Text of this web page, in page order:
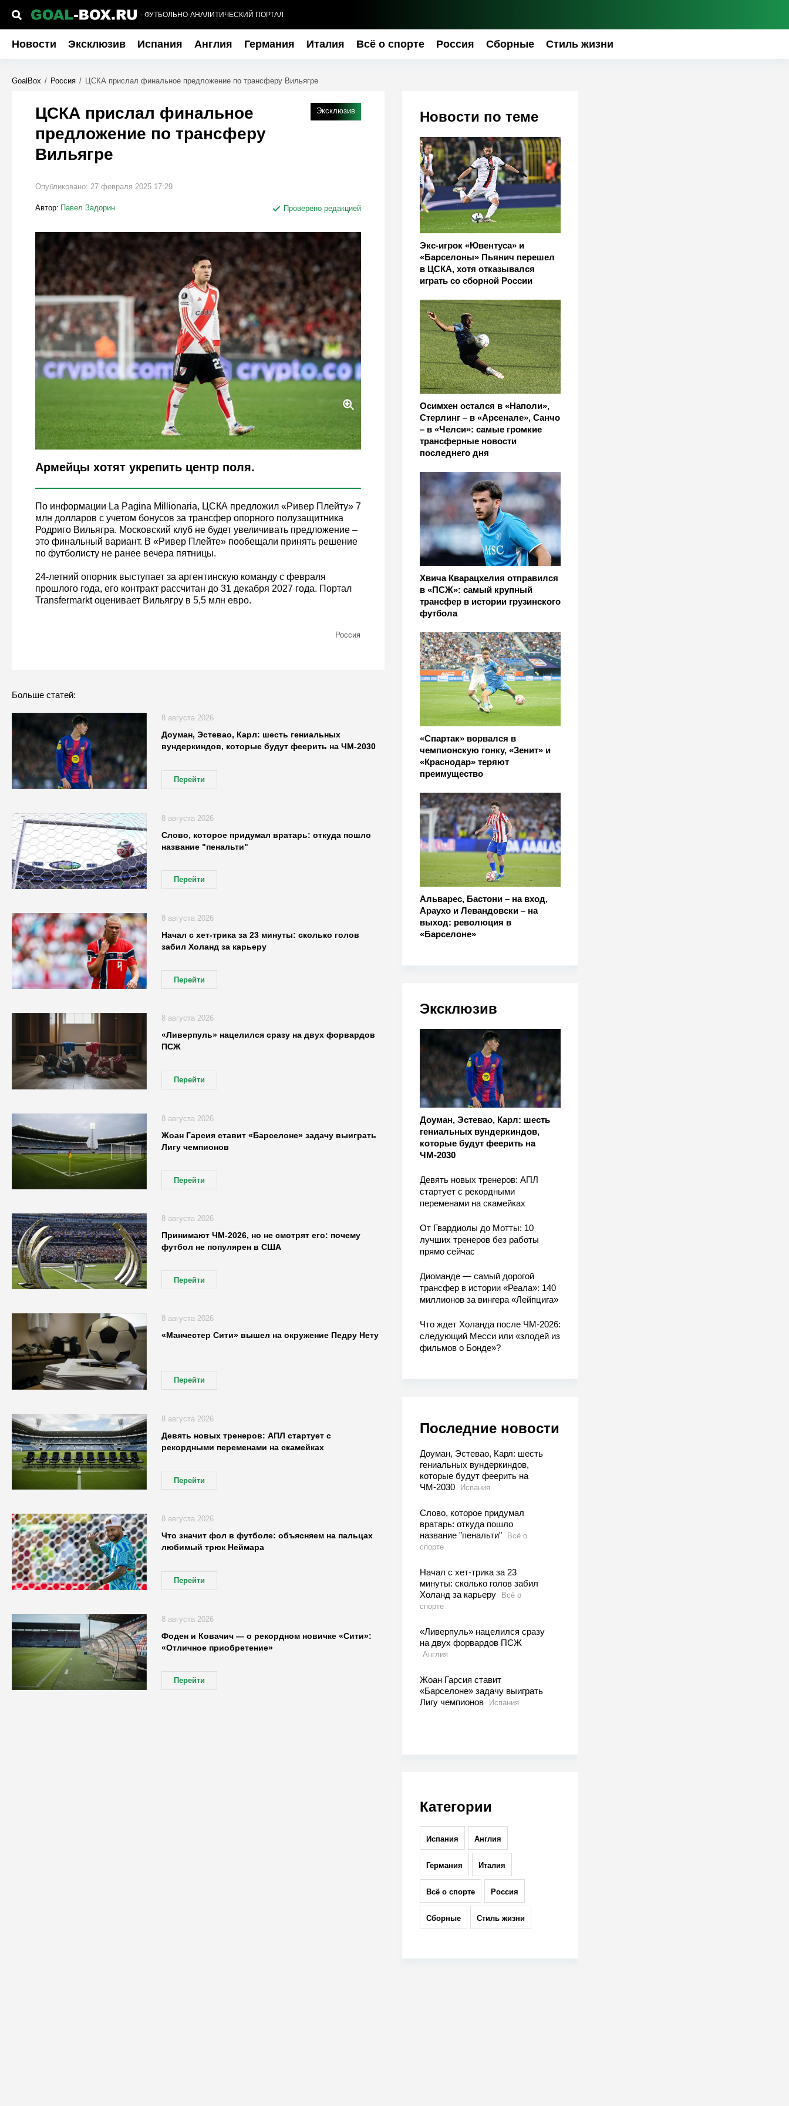
- ФУТБОЛЬНО-АНАЛИТИЧЕСКИЙ ПОРТАЛ
Новости Эксклюзив Испания Англия Германия Италия Всё о спорте Россия Сборные Стиль жизни
GoalBox / Россия / ЦСКА прислал финальное предложение по трансферу Вильягре
Новости по теме
Экс-игрок «Ювентуса» и
«Барселоны» Пьянич перешел
в ЦСКА, хотя отказывался
играть со сборной России
Осимхен остался в «Наполи»,
Стерлинг – в «Арсенале», Санчо
– в «Челси»: самые громкие
трансферные новости
последнего дня
Хвича Кварацхелия отправился
в «ПСЖ»: самый крупный
трансфер в истории грузинского
футбола
«Спартак» ворвался в
чемпионскую гонку, «Зенит» и
«Краснодар» теряют
преимущество
Альварес, Бастони – на вход,
Араухо и Левандовски – на
выход: революция в
«Барселоне»
Эксклюзив
Доуман, Эстевао, Карл: шесть
гениальных вундеркиндов,
которые будут феерить на
ЧМ-2030
Девять новых тренеров: АПЛ
стартует с рекордными
переменами на скамейках
От Гвардиолы до Мотты: 10
лучших тренеров без работы
прямо сейчас
Диоманде — самый дорогой
трансфер в истории «Реала»: 140
миллионов за вингера «Лейпцига»
Что ждет Холанда после ЧМ-2026:
следующий Месси или «злодей из
фильмов о Бонде»?
Последние новости
Доуман, Эстевао, Карл: шесть
гениальных вундеркиндов,
которые будут феерить на
ЧМ-2030
Испания
Слово, которое придумал
вратарь: откуда пошло
название "пенальти"
Всё о
спорте
Начал с хет-трика за 23
минуты: сколько голов забил
Холанд за карьеру
Всё о
спорте
«Ливерпуль» нацелился сразу
на двух форвардов ПСЖ
Англия
Жоан Гарсия ставит
«Барселоне» задачу выиграть
Лигу чемпионов
Испания
Категории
Испания Англия
Германия Италия
Всё о спорте Россия
Сборные Стиль жизни
Эксклюзив
ЦСКА прислал финальное
предложение по трансферу
Вильягре
Опубликовано: 27 февраля 2025 17:29
Автор: Павел Задорин Проверено редакцией
Legion-Media
Армейцы хотят укрепить центр поля.
По информации La Pagina Millionaria, ЦСКА предложил «Ривер Плейту» 7
млн долларов с учетом бонусов за трансфер опорного полузащитника
Родриго Вильягра. Московский клуб не будет увеличивать предложение –
это финальный вариант. В «Ривер Плейте» пообещали принять решение
по футболисту не ранее вечера пятницы.
24-летний опорник выступает за аргентинскую команду с февраля
прошлого года, его контракт рассчитан до 31 декабря 2027 года. Портал
Transfermarkt оценивает Вильягру в 5,5 млн евро.
Россия
Больше статей:
Доуман, Эстевао, Карл: шесть гениальных
вундеркиндов, которые будут феерить на ЧМ-2030
Перейти
8 августа 2026
Слово, которое придумал вратарь: откуда пошло
название "пенальти"
Перейти
8 августа 2026
Начал с хет-трика за 23 минуты: сколько голов
забил Холанд за карьеру
Перейти
8 августа 2026
«Ливерпуль» нацелился сразу на двух форвардов
ПСЖ
Перейти
8 августа 2026
Жоан Гарсия ставит «Барселоне» задачу выиграть
Лигу чемпионов
Перейти
8 августа 2026
Принимают ЧМ-2026, но не смотрят его: почему
футбол не популярен в США
Перейти
8 августа 2026
«Манчестер Сити» вышел на окружение Педру Нету
Перейти
8 августа 2026
Девять новых тренеров: АПЛ стартует с
рекордными переменами на скамейках
Перейти
8 августа 2026
Что значит фол в футболе: объясняем на пальцах
любимый трюк Неймара
Перейти
8 августа 2026
Фоден и Ковачич — о рекордном новичке «Сити»:
«Отличное приобретение»
Перейти
8 августа 2026